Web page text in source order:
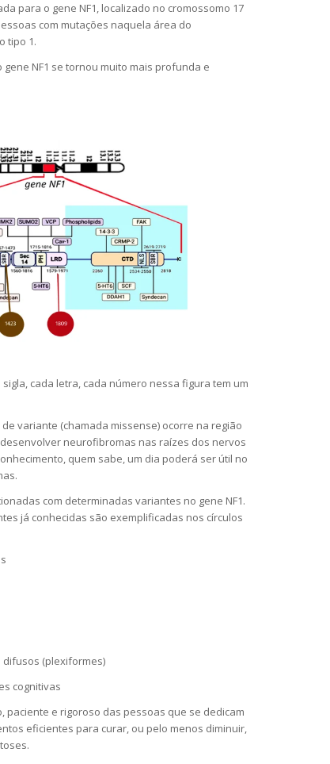
para o gene NF1, localizado no cromossomo 17
com mutações naquela área do
tipo 1.
gene NF1 se tornou muito mais profunda e
cada letra, cada número nessa figura tem um
variante (chamada missense) ocorre na região
neurofibromas nas raízes dos nervos
quem sabe, um dia poderá ser útil no
com determinadas variantes no gene NF1.
já conhecidas são exemplificadas nos círculos
(plexiformes)
cognitivas
paciente e rigoroso das pessoas que se dedicam
eficientes para curar, ou pelo menos diminuir,